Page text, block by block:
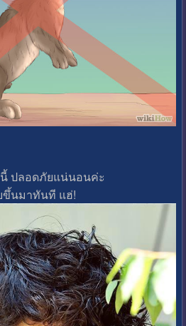
ปลอดภัยแน่นอนค่ะ
ขึ้นมาทันที แฮ่!